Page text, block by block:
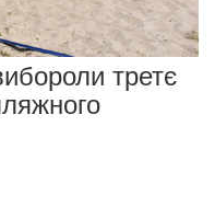
третє